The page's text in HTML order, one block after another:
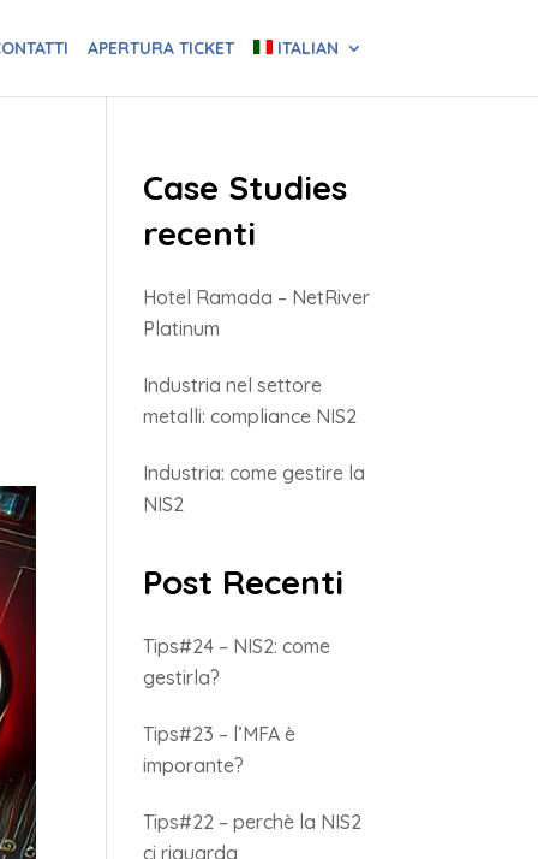
APERTURA TICKET ITALIAN
Case Studies
recenti
Hotel Ramada – NetRiver
Platinum
Industria nel settore
metalli: compliance NIS2
Industria: come gestire la
NIS2
Post Recenti
Tips#24 – NIS2: come
gestirla?
Tips#23 – l’MFA è
imporante?
Tips#22 – perchè la NIS2
ci riguarda